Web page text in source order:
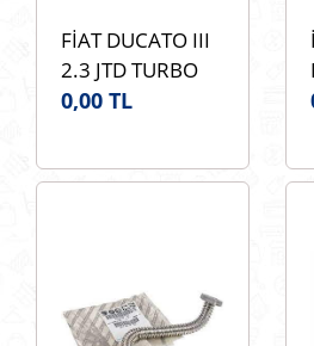
FİAT DUCATO III
2.3 JTD TURBO
İNTERKOL
OEM
0,00 TL